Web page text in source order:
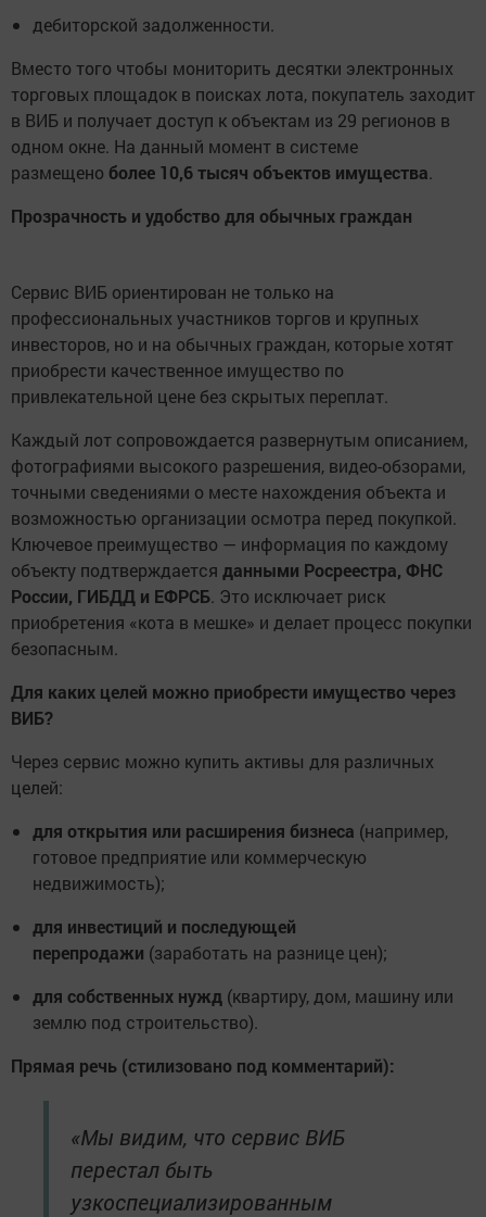
дебиторской задолженности.
Вместо того чтобы мониторить десятки электронных
торговых площадок в поисках лота, покупатель заходит
в ВИБ и получает доступ к объектам из 29 регионов в
одном окне. На данный момент в системе
размещено более 10,6 тысяч объектов имущества.
Прозрачность и удобство для обычных граждан
Сервис ВИБ ориентирован не только на
профессиональных участников торгов и крупных
инвесторов, но и на обычных граждан, которые хотят
приобрести качественное имущество по
привлекательной цене без скрытых переплат.
Каждый лот сопровождается развернутым описанием,
фотографиями высокого разрешения, видео-обзорами,
точными сведениями о месте нахождения объекта и
возможностью организации осмотра перед покупкой.
Ключевое преимущество — информация по каждому
объекту подтверждается данными Росреестра, ФНС
России, ГИБДД и ЕФРСБ. Это исключает риск
приобретения «кота в мешке» и делает процесс покупки
безопасным.
Для каких целей можно приобрести имущество через
ВИБ?
Через сервис можно купить активы для различных
целей:
для открытия или расширения бизнеса (например,
готовое предприятие или коммерческую
недвижимость);
для инвестиций и последующей
перепродажи (заработать на разнице цен);
для собственных нужд (квартиру, дом, машину или
землю под строительство).
Прямая речь (стилизовано под комментарий):
«Мы видим, что сервис ВИБ
перестал быть
узкоспециализированным